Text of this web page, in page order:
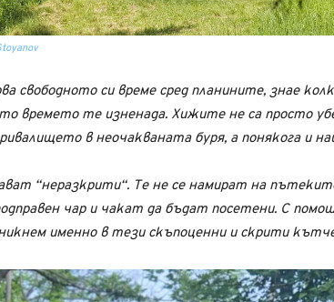
свободното си време сред планините, знае
времето те изненада. Хижите не са просто
в неочакваната буря, а понякога и
“неразкрити“. Те не се намират на
чар и чакат да бъдат посетени. С
именно в тези скъпоценни и скрити